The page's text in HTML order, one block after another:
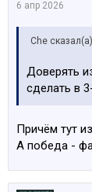
6 апр 2026
Che
Доверять
сделать в
Причём тут
А победа -